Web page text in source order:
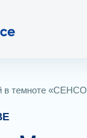
в темноте